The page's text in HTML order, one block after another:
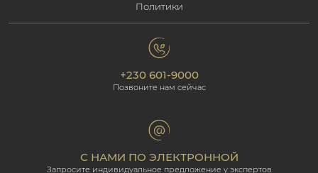
Маврикий
Наши отели
Партнёрская программа
Экологическая ответственность
The Art of Beautiful
Свяжитесь с нами
Фотогалерея
Beachcomber Magazine
Для профессионалов
Политики
политика конфиденциальности
Политика cookie
Условия и положения
+230 601-9000
Позвоните нам сейчас
С НАМИ ПО ЭЛЕКТРОННОЙ
Запросите индивидуальное предложение у экспертов